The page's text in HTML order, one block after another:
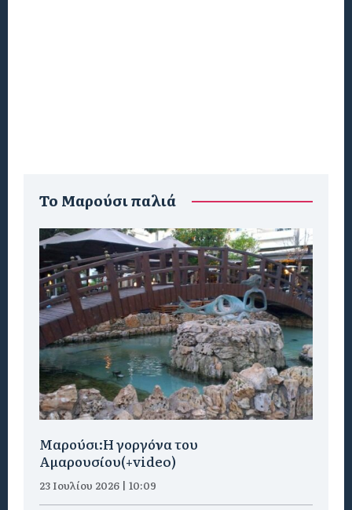
To Μαρούσι παλιά
Μαρούσι:H γοργόνα του
Αμαρουσίου(+video)
23 Ιουλίου 2026 | 10:09